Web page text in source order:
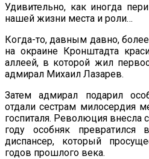
Удивительно, как иногда
нашей жизни места и роли…
Когда-то, давным давно,
на окраине Кронштадта
аллеей, в которой жил
адмирал Михаил Лазарев.
Затем адмирал подарил
отдали сестрам милосердия
госпиталя. Революция внесла
году особняк превратился
диспансер, который
годов прошлого века.